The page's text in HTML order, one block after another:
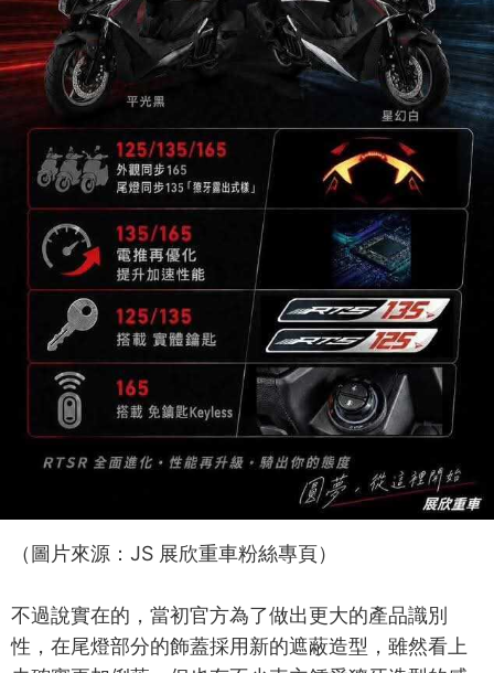
（圖片來源：JS 展欣重車粉絲專頁）
不過說實在的，當初官方為了做出更大的產品識別
性，在尾燈部分的飾蓋採用新的遮蔽造型，雖然看上